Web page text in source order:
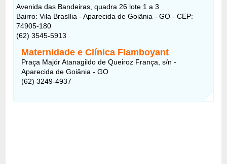
Avenida das Bandeiras, quadra 26 lote 1 a 3
Bairro: Vila Brasília - Aparecida de Goiânia - GO - CEP:
74905-180
(62) 3545-5913
Maternidade e Clínica Flamboyant
Praça Majór Atanagildo de Queiroz França, s/n -
Aparecida de Goiânia - GO
(62) 3249-4937